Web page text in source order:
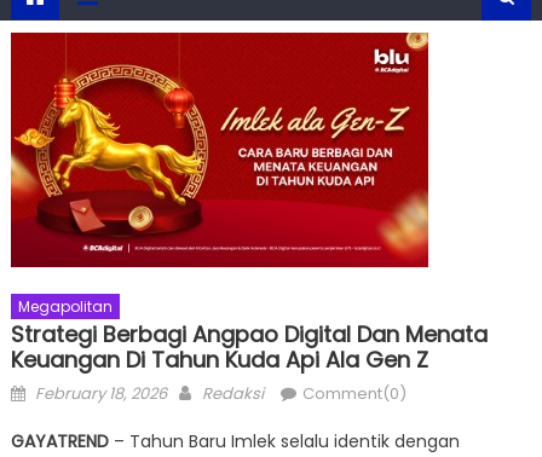
Megapolitan
Strategi Berbagi Angpao Digital Dan Menata
Keuangan Di Tahun Kuda Api Ala Gen Z
Posted
February 18, 2026 Author
Redaksi Comment(0)
GAYATREND– Tahun Baru Imlek selalu identik dengan